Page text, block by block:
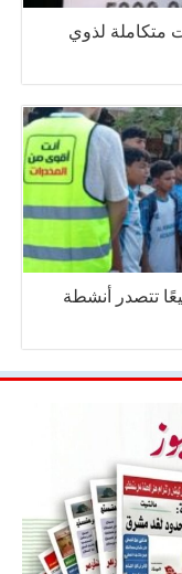
خدمات متكاملة لذوي
الإدمان بمشاركة 350 طليعًا تتصدر أنشطة